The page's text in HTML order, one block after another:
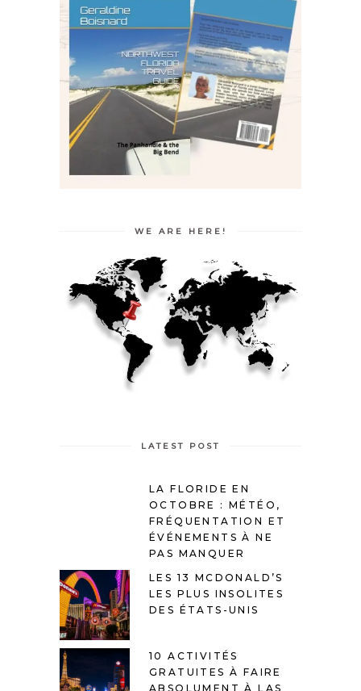
WE ARE HERE!
LATEST POST
LA FLORIDE EN
OCTOBRE : MÉTÉO,
FRÉQUENTATION ET
ÉVÉNEMENTS À NE
PAS MANQUER
LES 13 MCDONALD’S
LES PLUS INSOLITES
DES ÉTATS-UNIS
10 ACTIVITÉS
GRATUITES À FAIRE
ABSOLUMENT À LAS